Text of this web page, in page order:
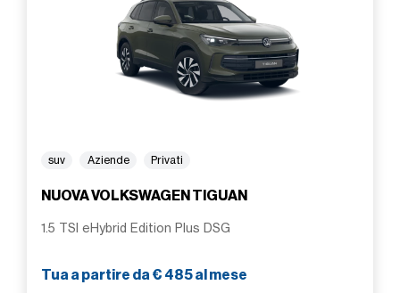
suv Aziende Privati
NUOVA VOLKSWAGEN TIGUAN
1.5 TSI eHybrid Edition Plus DSG
Tua a partire da € 485 al mese